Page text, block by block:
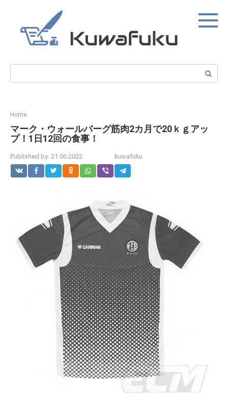
content
Search:
Home
マーク・ウォールバーグ筋肉2カ月で20ｋｇアッ
プ！1日12回の食事！
Published by: 21.06.2022 kuwafuku